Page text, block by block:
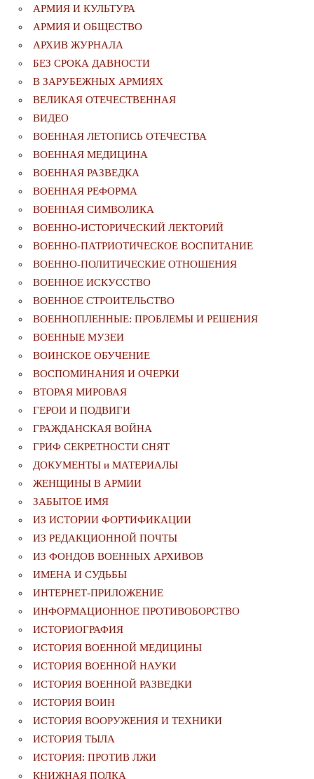
АРМИЯ И КУЛЬТУРА
АРМИЯ И ОБЩЕСТВО
АРХИВ ЖУРНАЛА
БЕЗ СРОКА ДАВНОСТИ
В ЗАРУБЕЖНЫХ АРМИЯХ
ВЕЛИКАЯ ОТЕЧЕСТВЕННАЯ
ВИДЕО
ВОЕННАЯ ЛЕТОПИСЬ ОТЕЧЕСТВА
ВОЕННАЯ МЕДИЦИНА
ВОЕННАЯ РАЗВЕДКА
ВОЕННАЯ РЕФОРМА
ВОЕННАЯ СИМВОЛИКА
ВОЕННО-ИСТОРИЧЕСКИЙ ЛЕКТОРИЙ
ВОЕННО-ПАТРИОТИЧЕСКОЕ ВОСПИТАНИЕ
ВОЕННО-ПОЛИТИЧЕСКИE ОТНОШЕНИЯ
ВОЕННОЕ ИСКУССТВО
ВОЕННОЕ СТРОИТЕЛЬСТВО
ВОЕННОПЛЕННЫЕ: ПРОБЛЕМЫ И РЕШЕНИЯ
ВОЕННЫЕ МУЗЕИ
ВОИНСКОЕ ОБУЧЕНИЕ
ВОСПОМИНАНИЯ И ОЧЕРКИ
ВТОРАЯ МИРОВАЯ
ГЕРОИ И ПОДВИГИ
ГРАЖДАНСКАЯ ВОЙНА
ГРИФ СЕКРЕТНОСТИ СНЯТ
ДОКУМЕНТЫ и МАТЕРИАЛЫ
ЖЕНЩИНЫ В АРМИИ
ЗАБЫТОЕ ИМЯ
ИЗ ИСТОРИИ ФОРТИФИКАЦИИ
ИЗ РЕДАКЦИОННОЙ ПОЧТЫ
ИЗ ФОНДОВ ВОЕННЫХ АРХИВОВ
ИМЕНА И СУДЬБЫ
ИНТЕРНЕТ-ПРИЛОЖЕНИЕ
ИНФОРМАЦИОННОЕ ПРОТИВОБОРСТВО
ИСТОРИОГРАФИЯ
ИСТОРИЯ ВОЕННОЙ МЕДИЦИНЫ
ИСТОРИЯ ВОЕННОЙ НАУКИ
ИСТОРИЯ ВОЕННОЙ РАЗВЕДКИ
ИСТОРИЯ ВОИН
ИСТОРИЯ ВООРУЖЕНИЯ И ТЕХНИКИ
ИСТОРИЯ ТЫЛА
ИСТОРИЯ: ПРОТИВ ЛЖИ
КНИЖНАЯ ПОЛКА